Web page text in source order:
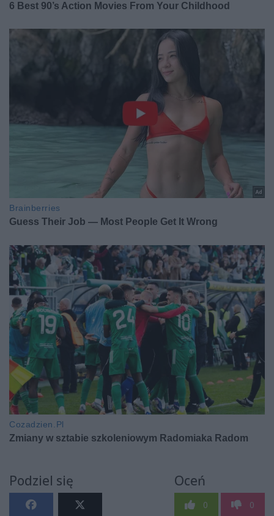
Podziel się Oceń
0 0